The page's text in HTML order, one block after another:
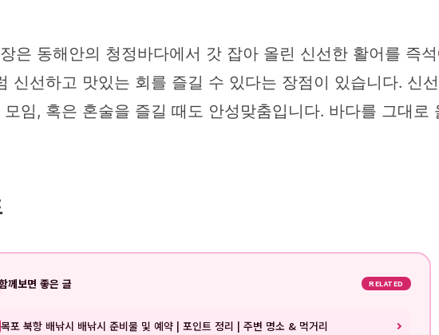
은 동해안의 청정바다에서 갓 잡아 올린 신선한 활어를 즉
신선하고 맛있는 회를 즐길 수 있다는 장점이 있습니다. 신
임, 혹은 혼술을 즐길 때도 안성맞춤입니다. 바다를 그대로
께보면 좋은 글 RELATED
목포 북항 배낚시 배낚시 준비물 및 예약 | 포인트 정리 | 주변 명소 & 먹거리